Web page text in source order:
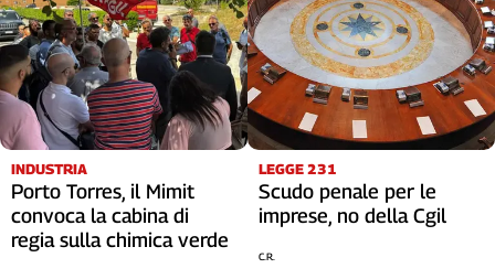
INDUSTRIA
Porto Torres, il Mimit
convoca la cabina di
regia sulla chimica verde
LEGGE 231
Scudo penale per le
imprese, no della Cgil
C.R.